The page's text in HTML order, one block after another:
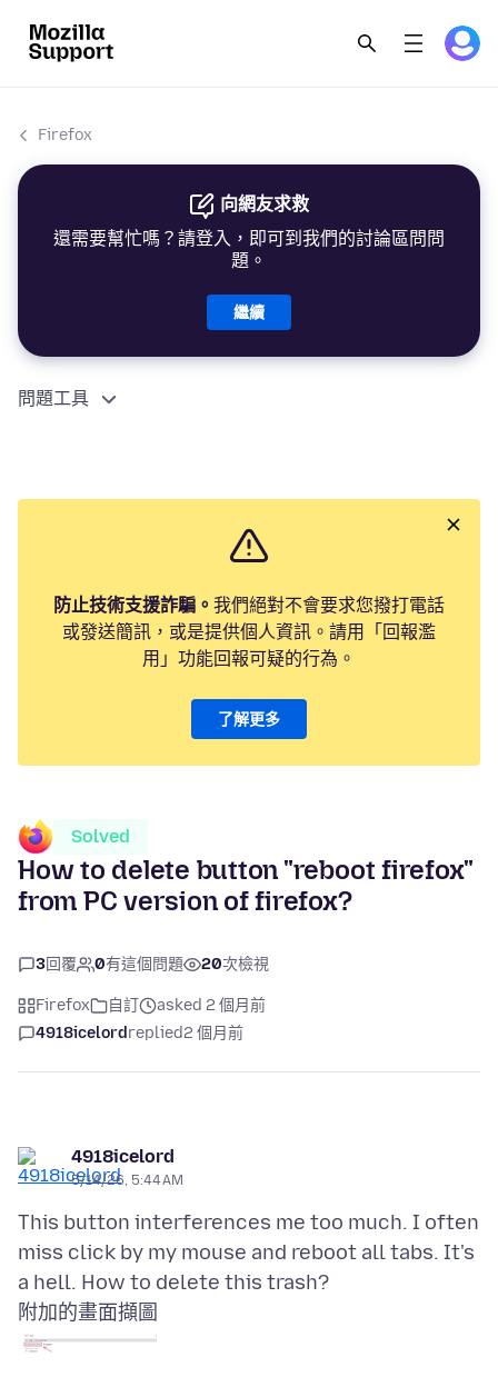
Firefox
向網友求救
還需要幫忙嗎？請登入，即可到我們的討論區問問
題。
繼續
問題工具
防止技術支援詐騙。 我們絕對不會要求您撥打電話
或發送簡訊，或是提供個人資訊。請用「回報濫
用」功能回報可疑的行為。
了解更多
Solved
How to delete button "reboot firefox"
from PC version of firefox?
3回覆 0有這個問題 20次檢視
Firefox 自訂
asked 2 個月前
4918icelordreplied2 個月前
4918icelord
5/14/26, 5:44 AM
This button interferences me too much. I often
miss click by my mouse and reboot all tabs. It's
附加的畫面擷圖